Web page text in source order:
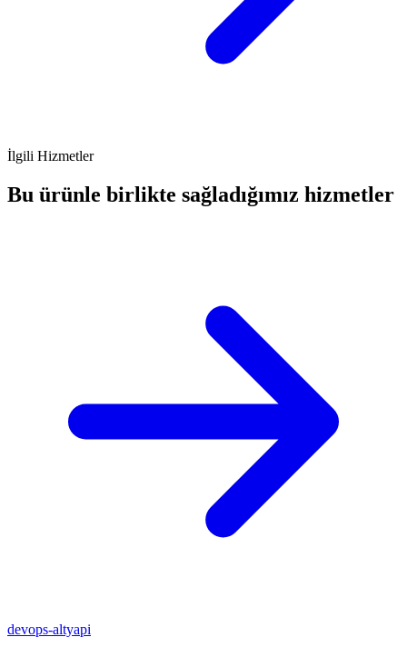
İlgili Hizmetler
Bu ürünle birlikte sağladığımız hizmetler
devops-altyapi